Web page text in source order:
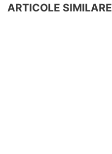
ARTICOLE SIMILARE